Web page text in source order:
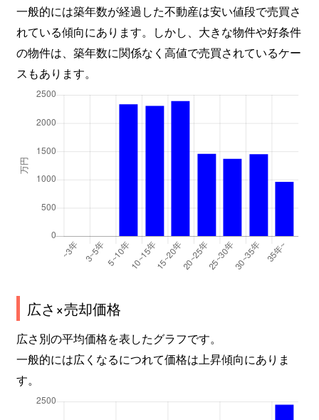
一般的には築年数が経過した不動産は安い値段で売買さ
れている傾向にあります。しかし、大きな物件や好条件
の物件は、築年数に関係なく高値で売買されているケー
スもあります。
広さ×売却価格
広さ別の平均価格を表したグラフです。
一般的には広くなるにつれて価格は上昇傾向にありま
す。